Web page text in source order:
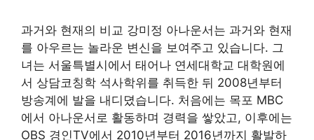
과거와 현재의 비교 강미정 아나운서는 과거와 현재
를 아우르는 놀라운 변신을 보여주고 있습니다. 그
녀는 서울특별시에서 태어나 연세대학교 대학원에
서 상담코칭학 석사학위를 취득한 뒤 2008년부터
방송계에 발을 내디뎠습니다. 처음에는 목포 MBC
에서 아나운서로 활동하며 경력을 쌓았고, 이후에는
OBS 경인TV에서 2010년부터 2016년까지 활발하